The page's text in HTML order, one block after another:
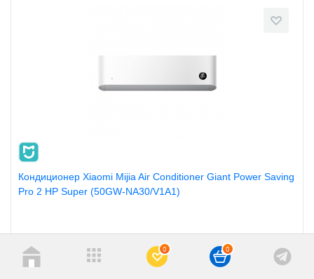
Кондиционер Xiaomi Mijia Air Conditioner Giant Power Saving
Pro 2 HP Super (50GW-NA30/V1A1)
Артикул: 978276 0 0